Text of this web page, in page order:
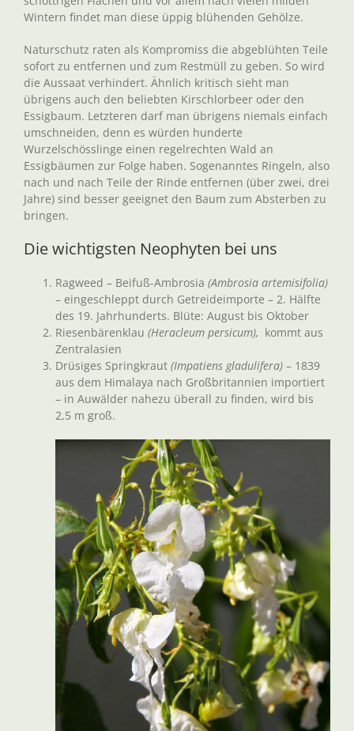
Wintern findet man diese üppig blühenden Gehölze.
Naturschutz raten als Kompromiss die abgeblühten Teile
sofort zu entfernen und zum Restmüll zu geben. So wird
die Aussaat verhindert. Ähnlich kritisch sieht man
übrigens auch den beliebten Kirschlorbeer oder den
Essigbaum. Letzteren darf man übrigens niemals einfach
umschneiden, denn es würden hunderte
Wurzelschösslinge einen regelrechten Wald an
Essigbäumen zur Folge haben. Sogenanntes Ringeln, also
nach und nach Teile der Rinde entfernen (über zwei, drei
Jahre) sind besser geeignet den Baum zum Absterben zu
bringen.
Die wichtigsten Neophyten bei uns
Ragweed – Beifuß-Ambrosia (Ambrosia artemisifolia)
– eingeschleppt durch Getreideimporte – 2. Hälfte
des 19. Jahrhunderts. Blüte: August bis Oktober
Riesenbärenklau (Heracleum persicum), kommt aus
Zentralasien
Drüsiges Springkraut (Impatiens gladulifera) – 1839
aus dem Himalaya nach Großbritannien importiert
– in Auwälder nahezu überall zu finden, wird bis
2,5 m groß.